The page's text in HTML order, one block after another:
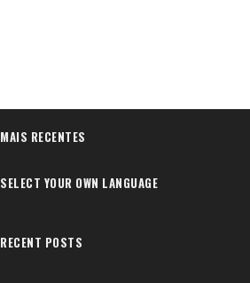
MAIS RECENTES
SELECT YOUR OWN LANGUAGE
RECENT POSTS